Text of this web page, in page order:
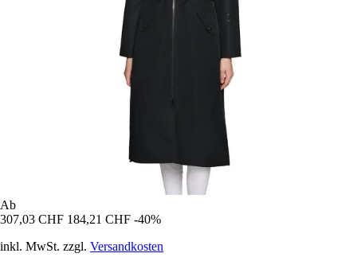
Ab
307,03 CHF 184,21 CHF -40%
inkl. MwSt. zzgl. Versandkosten